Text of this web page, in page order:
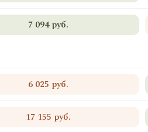
7 094 руб.
6 025 руб.
17 155 руб.